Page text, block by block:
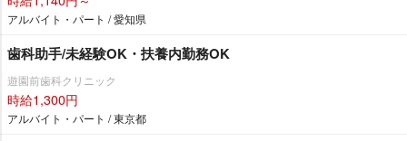
アルバイト・パート / 愛知県
歯科助手/未経験OK・扶養内勤務OK
遊園前歯科クリニック
時給1,300円
アルバイト・パート / 東京都